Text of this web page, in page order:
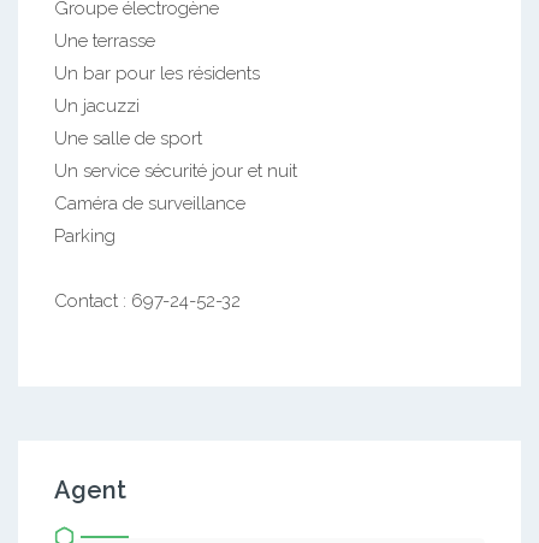
Groupe électrogène
Une terrasse
Un bar pour les résidents
Un jacuzzi
Une salle de sport
Un service sécurité jour et nuit
Caméra de surveillance
Parking
Contact : 697-24-52-32
Agent